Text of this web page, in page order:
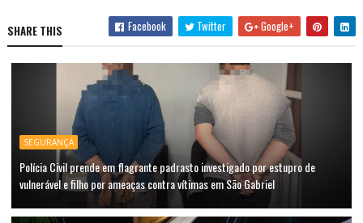
SHARE THIS Facebook Twitter Google+
SEGURANÇA
Polícia Civil prende em flagrante padrasto investigado por estupro de
vulnerável e filho por ameaças contra vítimas em São Gabriel